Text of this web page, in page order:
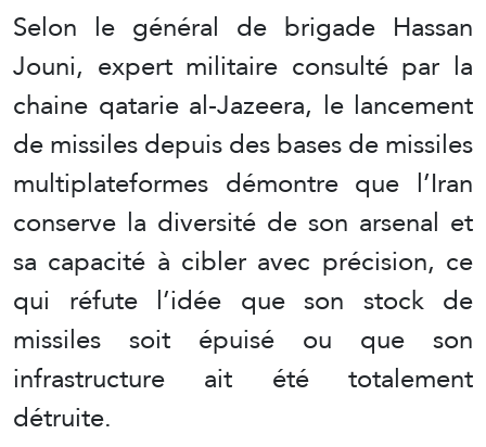
Selon le général de brigade Hassan
Jouni, expert militaire consulté par la
chaine qatarie al-Jazeera, le lancement
de missiles depuis des bases de missiles
multiplateformes démontre que l’Iran
conserve la diversité de son arsenal et
sa capacité à cibler avec précision, ce
qui réfute l’idée que son stock de
missiles soit épuisé ou que son
infrastructure ait été totalement
détruite.